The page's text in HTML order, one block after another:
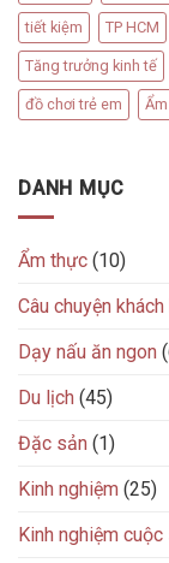
tiết kiệm TP HCM
Tăng trưởng kinh tế
đồ chơi trẻ em
DANH MỤC
Ẩm thực (10)
Câu chuyện khách
Dạy nấu ăn ngon
Du lịch (45)
Đặc sản (1)
Kinh nghiệm (25)
Kinh nghiệm